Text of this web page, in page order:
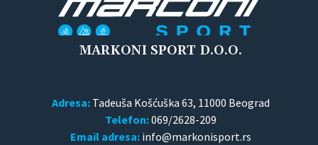
MARKONI SPORT D.O.O.
Adresa:Tadeuša Košćuška 63, 11000 Beograd
Telefon:069/2628-209
Email adresa: